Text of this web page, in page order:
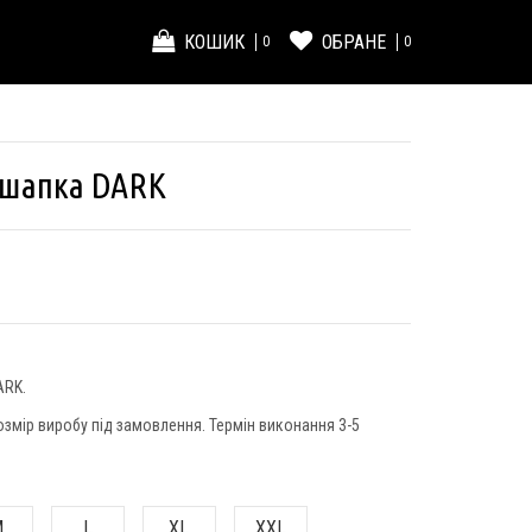
ОБРАНЕ 0
КОШИК 0
DARK
виробу під замовлення. Термін виконання 3-5